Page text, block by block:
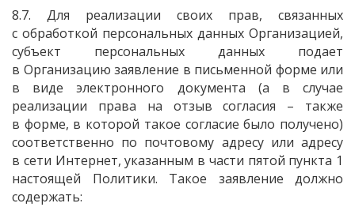
8.7. Для реализации своих прав, связанных
с обработкой персональных данных Организацией,
субъект персональных данных подает
в Организацию заявление в письменной форме или
в виде электронного документа
(а в случае
реализации права на отзыв согласия – также
в форме, в которой такое согласие было получено)
соответственно по почтовому адресу или адресу
в сети Интернет, указанным в части пятой пункта 1
настоящей Политики. Такое заявление должно
содержать: